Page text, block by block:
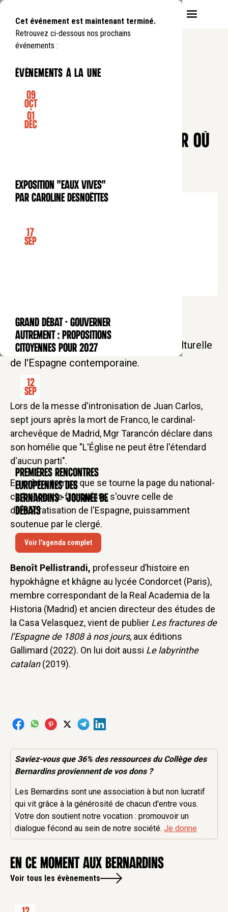
Cet événement est maintenant terminé.
Retrouvez ci-dessous nos prochains
événements :
événements à la une
EXPOSITION
09
Oct
-
01
Déc
Exposition "Eaux Vives"
par Caroline Desnoëttes
CONFÉRENCE
17
Sep
GRAND DÉBAT - Gouverner
autrement : propositions
citoyennes pour 2027
CONFÉRENCE
12
Sep
Premières rencontres
européennes des
Bernardins - Journée de
débats
Voir l'agenda complet
CONFÉRENCE
27 NOVEMBRE 1975 : LE JOUR OÙ
FRANQUISTE EST MORT
Mardi 30
.
04de12:45 à13:45
Tarif réduit : 5€
Tarif soutien : 25€
espagnole avec Benoît Pellistrandi,
spécialiste de l'histoire politique et culturelle
de l'Espagne contemporaine.
Lors de la messe d'intronisation de Juan Carlos,
sept jours après la mort de Franco, le cardinal-
archevêque de Madrid, Mgr Tarancón déclare dans
son homélie que "L'Église ne peut être l'étendard
d'aucun parti".
En même temps que se tourne la page du national-
catholicisme franquiste, s'ouvre celle de
démocratisation de l'Espagne, puissamment
soutenue par le clergé.
Benoît Pellistrandi, professeur d’histoire en
hypokhâgne et khâgne au lycée Condorcet (Paris),
membre correspondant de la Real Academia de la
Historia (Madrid) et ancien directeur des études de
la Casa Velasquez, vient de publier Les fractures de
l’Espagne de 1808 à nos jours, aux éditions
Gallimard (2022). On lui doit aussi Le labyrinthe
catalan(2019).
Saviez-vous que 36% desressourcesdu Collège des
Bernardins proviennent de vos dons ?
Les Bernardins sont une association à but non lucratif
qui vit grâce à la générosité de chacun d'entre vous.
Votre don soutient notre vocation : promouvoir un
dialogue fécond au sein de notre société.Je donne
en ce moment aux Bernardins
Voir tous les évènements